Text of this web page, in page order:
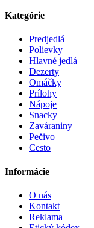
Kategórie
Predjedlá
Polievky
Hlavné jedlá
Dezerty
Omáčky
Prílohy
Nápoje
Snacky
Zaváraniny
Pečivo
Cesto
Informácie
O nás
Kontakt
Reklama